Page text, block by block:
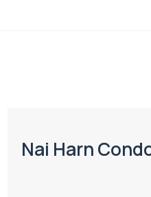
Nai Harn